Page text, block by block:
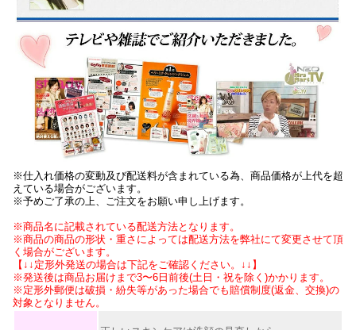
※仕入れ価格の変動及び配送料が含まれている為、商品価格が上代を超
えている場合がございます。
※予めご了承の上、ご注文をお願い申し上げます。
※商品名に記載されている配送方法となります。
※商品の商品の形状・重さによっては配送方法を弊社にて変更させて頂
く場合がございます。
【↓↓定形外発送の場合は下記をご確認ください。↓↓】
※発送後は商品お届けまで3〜6日前後(土日・祝を除く)かかります。
※定形外郵便は破損・紛失等があった場合でも賠償制度(返金、交換)の
対象となりません。